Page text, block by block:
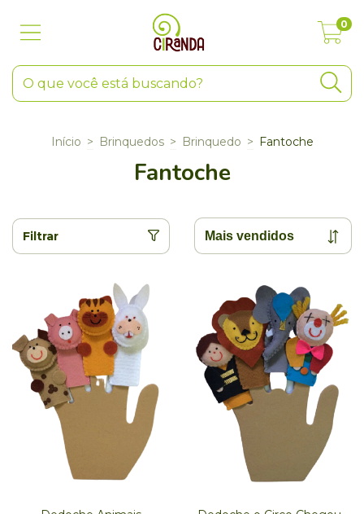
0
Início > Brinquedos > Brinquedo > Fantoche
Fantoche
Filtrar